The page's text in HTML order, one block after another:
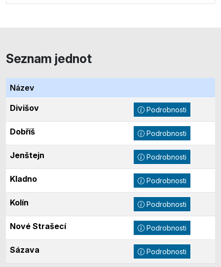
Seznam jednot
Název
Divišov Podrobnosti
Dobříš Podrobnosti
Jenštejn Podrobnosti
Kladno Podrobnosti
Kolín Podrobnosti
Nové Strašecí Podrobnosti
Sázava Podrobnosti